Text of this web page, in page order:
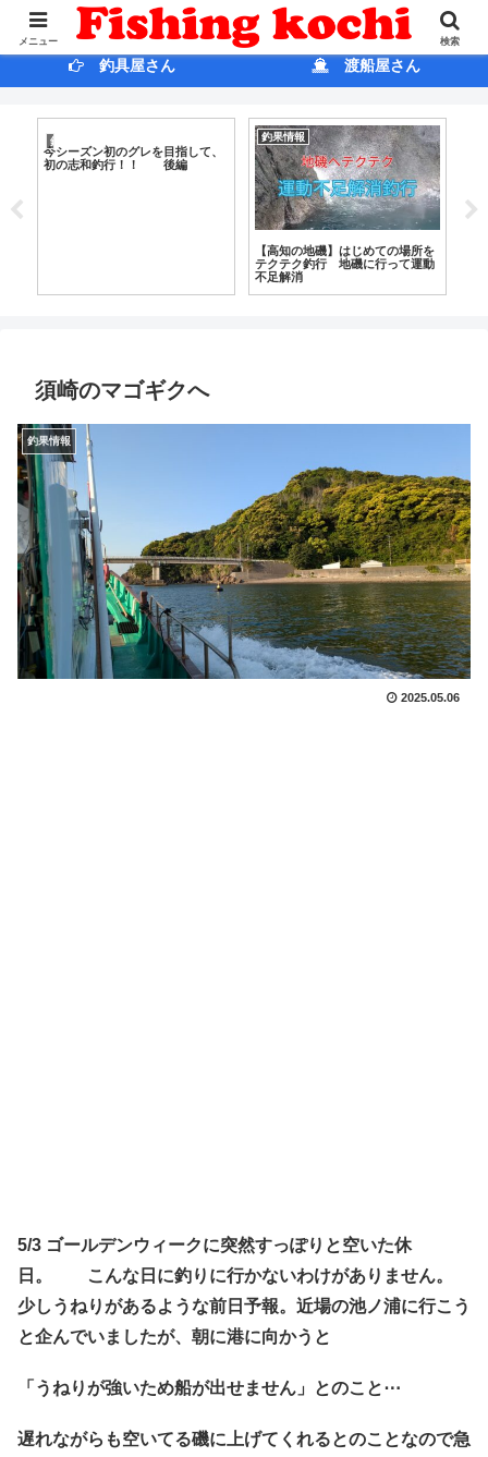
ホ ー ム ブログ
釣具屋さん 渡船屋さん
釣果情報
久礼の超A級磯「２番」で２０２
０年初の良型グレ狙い！！
釣果情報
今月は土佐清水に行こう【完結
編】
須崎のマゴギクへ
釣果情報
2025.05.06
5/3 ゴールデンウィークに突然すっぽりと空いた休
日。 こんな日に釣りに行かないわけがありません。
少しうねりがあるような前日予報。近場の池ノ浦に行こう
と企んでいましたが、朝に港に向かうと
「うねりが強いため船が出せません」とのこと⋯
遅れながらも空いてる磯に上げてくれるとのことなので急
メニュー 検索